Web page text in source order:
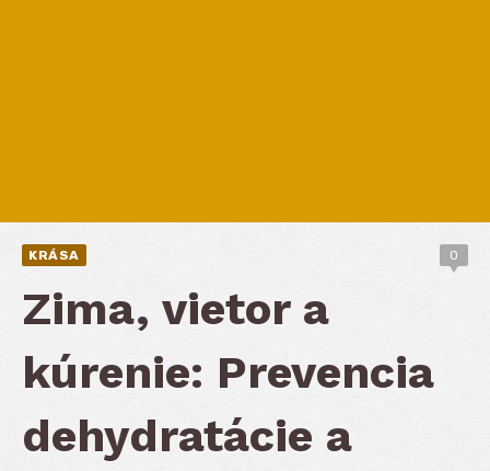
KRÁSA 0
Zima, vietor a
kúrenie: Prevencia
dehydratácie a